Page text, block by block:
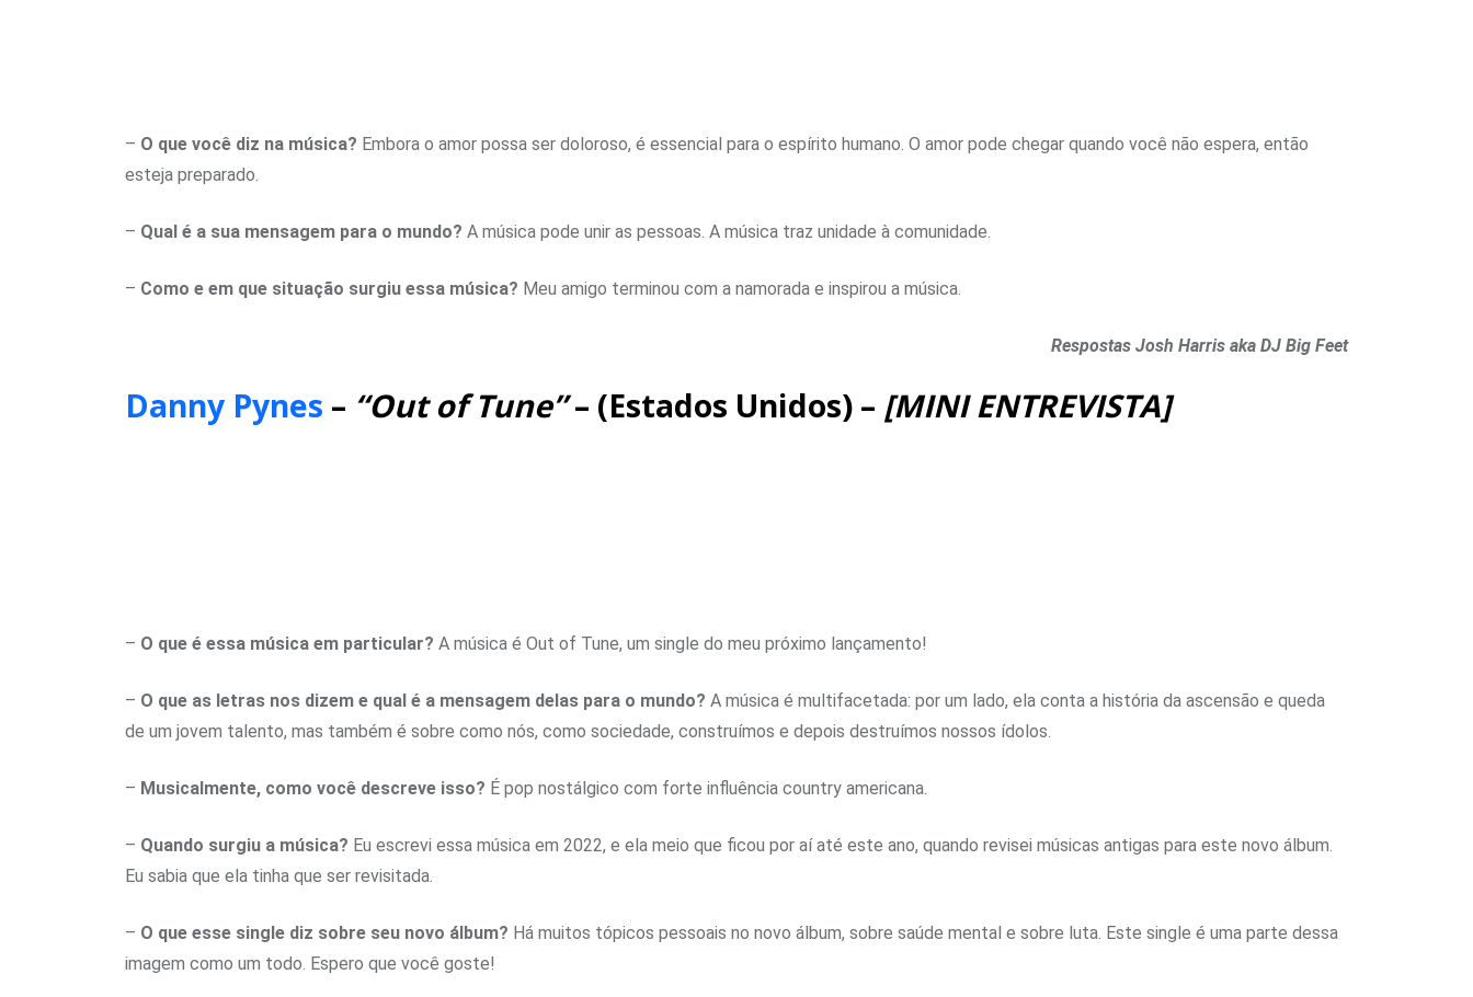
– O que você diz na música? Embora o amor possa ser doloroso, é essencial para o espírito humano. O amor pode chegar quando você não espera, então
esteja preparado.
– Qual é a sua mensagem para o mundo? A música pode unir as pessoas. A música traz unidade à comunidade.
– Como e em que situação surgiu essa música? Meu amigo terminou com a namorada e inspirou a música.
Respostas Josh Harris aka DJ Big Feet
Danny Pynes – “Out of Tune”– (Estados Unidos) – [MINI ENTREVISTA]
– O que é essa música em particular? A música é Out of Tune, um single do meu próximo lançamento!
– O que as letras nos dizem e qual é a mensagem delas para o mundo? A música é multifacetada: por um lado, ela conta a história da ascensão e queda
de um jovem talento, mas também é sobre como nós, como sociedade, construímos e depois destruímos nossos ídolos.
– Musicalmente, como você descreve isso? É pop nostálgico com forte influência country americana.
– Quando surgiu a música? Eu escrevi essa música em 2022, e ela meio que ficou por aí até este ano, quando revisei músicas antigas para este novo álbum.
Eu sabia que ela tinha que ser revisitada.
– O que esse single diz sobre seu novo álbum? Há muitos tópicos pessoais no novo álbum, sobre saúde mental e sobre luta. Este single é uma parte dessa
imagem como um todo. Espero que você goste!